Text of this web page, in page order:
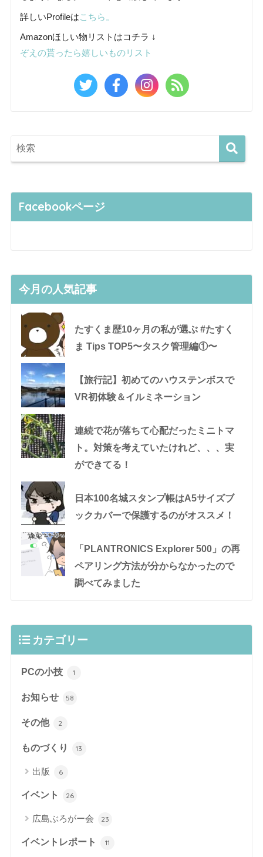
詳しいProfileはこちら。
Amazonほしい物リストはコチラ ↓
ぞえの貰ったら嬉しいものリスト
Facebookページ
今月の人気記事
たすくま歴10ヶ月の私が選ぶ #たすく
ま Tips TOP5〜タスク管理編①〜
【旅行記】初めてのハウステンボスで
VR初体験＆イルミネーション
連続で花が落ちて心配だったミニトマ
ト。対策を考えていたけれど、、、実
ができてる！
日本100名城スタンプ帳はA5サイズブ
ックカバーで保護するのがオススメ！
「PLANTRONICS Explorer 500」の再
ペアリング方法が分からなかったので
調べてみました
カテゴリー
PCの小技 1
お知らせ 58
その他 2
ものづくり 13
出版 6
イベント 26
広島ぶろがー会 23
イベントレポート 11